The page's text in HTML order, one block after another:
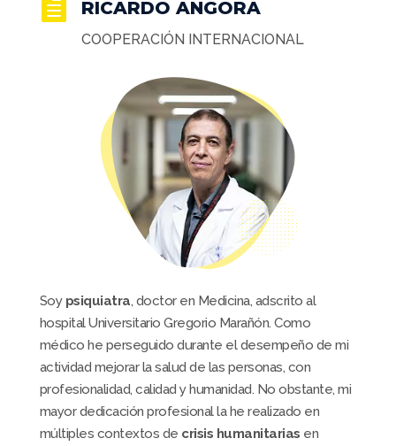
 RICARDO ANGORA
COOPERACIÓN INTERNACIONAL
Soy psiquiatra, doctor en Medicina, adscrito al
hospital Universitario Gregorio Marañón. Como
médico he perseguido durante el desempeño de mi
actividad mejorar la salud de las personas, con
profesionalidad, calidad y humanidad. No obstante, mi
mayor dedicación profesional la he realizado en
múltiples contextos de crisis humanitarias en